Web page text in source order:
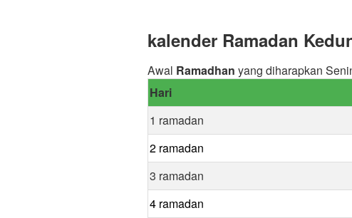
kalender Ramadan
Awal Ramadhan yang diharapkan
Hari
1 ramadan
2 ramadan
3 ramadan
4 ramadan